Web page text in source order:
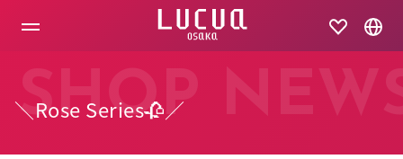
＼Rose Series🥀／
SHOP